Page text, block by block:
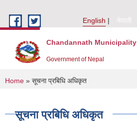
English
नेपाली
Chandannath Municipality
Government of Nepal
You are here
Home » सूचना प्रबिधि अधिकृत
सूचना प्रबिधि अधिकृत